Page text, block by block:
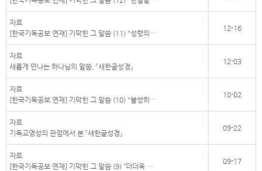
자료
[한국기독공보 연재] 기막힌 그 말씀 (11) "성령의…
12-16
자료
새롭게 만나는 하나님의 말씀, 『새한글성경』
12-03
자료
[한국기독공보 연재] 기막힌 그 말씀 (10) "불쌍히…
10-02
자료
기독교영성의 관점에서 본 『새한글성경』
09-22
자료
[한국기독공보 연재] 기막힌 그 말씀 (9) “더더욱 …
09-17